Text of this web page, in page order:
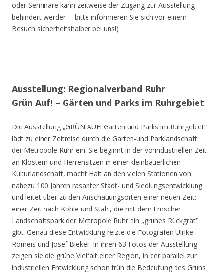
oder Seminare kann zeitweise der Zugang zur Ausstellung
behindert werden – bitte informieren Sie sich vor einem
Besuch sicherheitshalber bei uns!)
Ausstellung: Regionalverband Ruhr
Grün Auf! – Gärten und Parks im Ruhrgebiet
Die Ausstellung „GRÜN AUF! Gärten und Parks im Ruhrgebiet“
lädt zu einer Zeitreise durch die Garten-und Parklandschaft
der Metropole Ruhr ein. Sie beginnt in der vorindustriellen Zeit
an Klöstern und Herrensitzen in einer kleinbäuerlichen
Kulturlandschaft, macht Halt an den vielen Stationen von
nahezu 100 Jahren rasanter Stadt- und Siedlungsentwicklung
und leitet über zu den Anschauungsorten einer neuen Zeit:
einer Zeit nach Kohle und Stahl, die mit dem Emscher
Landschaftspark der Metropole Ruhr ein „grünes Rückgrat“
gibt. Genau diese Entwicklung reizte die Fotografen Ulrike
Romeis und Josef Bieker. In ihren 63 Fotos der Ausstellung
zeigen sie die grüne Vielfalt einer Region, in der parallel zur
industriellen Entwicklung schon früh die Bedeutung des Grüns